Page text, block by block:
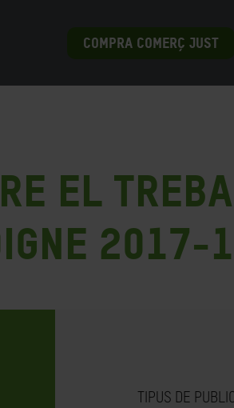
COMPRA COMERÇ JUST
el
2017-
TIPUS DE